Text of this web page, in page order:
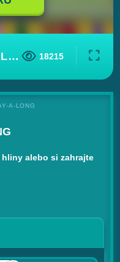
SING-A-LONG CLAY-A-LONG 18215
A-LONG
alebo si zahrajte